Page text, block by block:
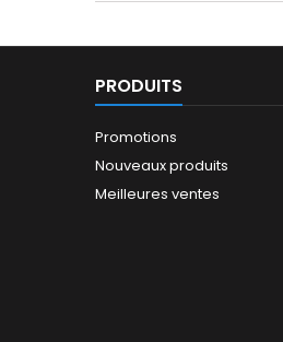
PRODUITS
Promotions
Nouveaux produits
Meilleures ventes